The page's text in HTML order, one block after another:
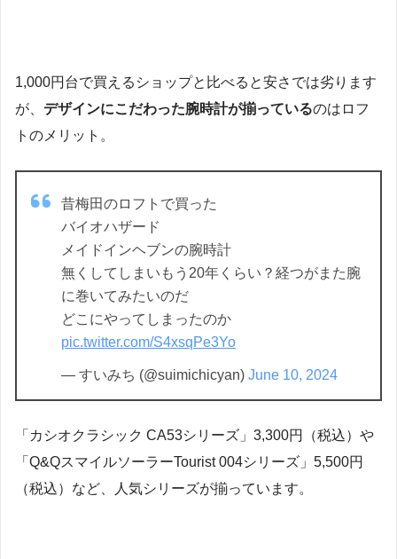
1,000円台で買えるショップと比べると安さでは劣ります
が、 デザインにこだわった腕時計が揃っているのはロフ
トのメリット。
昔梅田のロフトで買った
バイオハザード
メイドインヘブンの腕時計
無くしてしまいもう20年くらい？経つがまた腕
に巻いてみたいのだ
どこにやってしまったのか
pic.twitter.com/S4xsqPe3Yo
— すいみち (@suimichicyan) June 10, 2024
「カシオクラシック CA53シリーズ」3,300円（税込）や
「Q&QスマイルソーラーTourist 004シリーズ」5,500円
（税込）など、人気シリーズが揃っています。